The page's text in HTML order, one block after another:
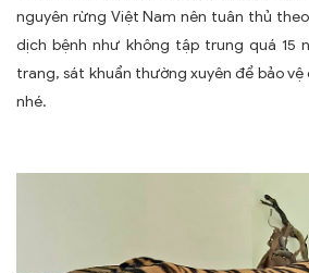
nguyên rừng Việt Nam nên tuân thủ
dịch bệnh như không tập trung quá 15
trang, sát khuẩn thường xuyên để bảo
nhé.